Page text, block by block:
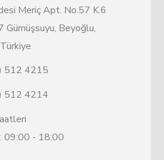
Meriç Apt. No.57 K.6
Gümüşsuyu, Beyoğlu,
512 4215
512 4214
09:00 - 18:00